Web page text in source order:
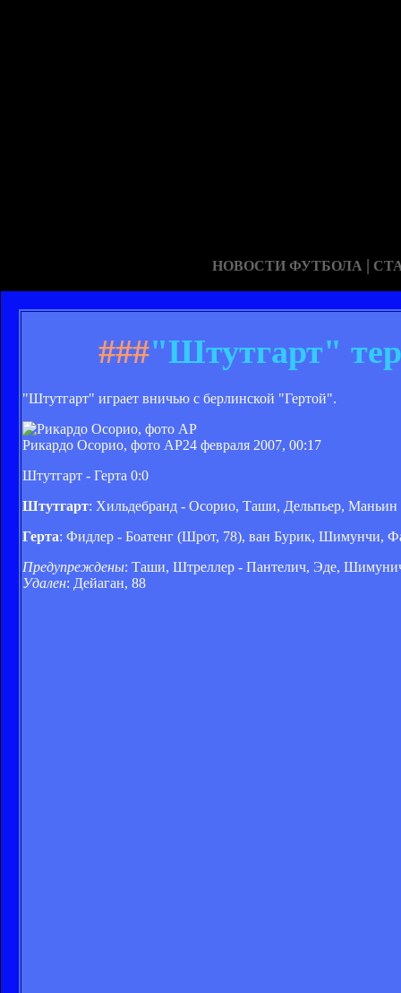
НОВОСТИ ФУТБОЛА |
###"Штутгарт"
"Штутгарт" играет вничью с берлинской "Гертой".
Рикардо Осорио, фото АР24 февраля 2007, 00:17
Штутгарт - Герта 0:0
Штутгарт: Хильдебранд - Осорио, Таши, Дельпьер,
Герта: Фидлер - Боатенг (Шрот, 78), ван Бурик, Шимунчи,
Предупреждены: Таши, Штреллер - Пантелич, Эде,
Удален: Дейаган, 88